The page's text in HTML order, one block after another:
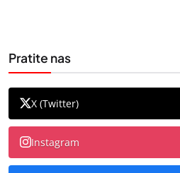
Pratite nas
X (Twitter)
Instagram